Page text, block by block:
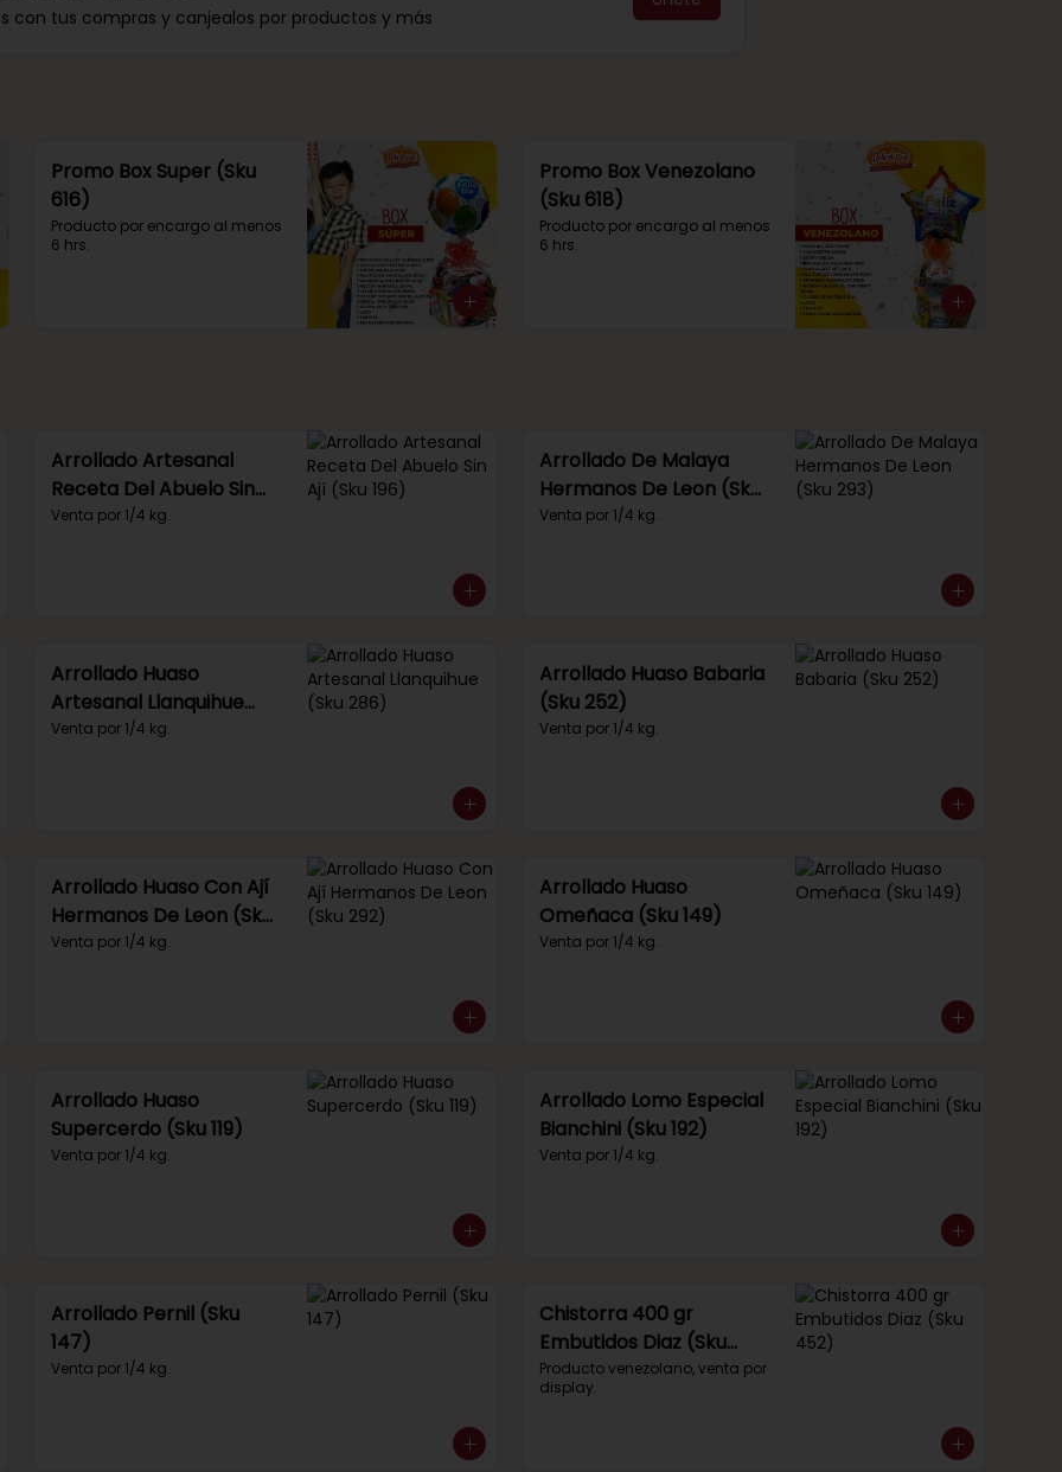
con tus compras y canjealos por productos y más
Promo Box Super (Sku
616)
Producto por encargo al menos
6 hrs.
Promo Box Venezolano
(Sku 618)
Producto por encargo al menos
6 hrs.
Arrollado Artesanal
Receta Del Abuelo Sin
Ají (Sku 196)
Venta por 1/4 kg.
Arrollado De Malaya
Hermanos De Leon (Sku
293)
Venta por 1/4 kg.
Arrollado Huaso
Artesanal Llanquihue
(Sku 286)
Venta por 1/4 kg.
Arrollado Huaso Babaria
(Sku 252)
Venta por 1/4 kg.
Arrollado Huaso Con Ají
Hermanos De Leon (Sku
292)
Venta por 1/4 kg.
Arrollado Huaso
Omeñaca (Sku 149)
Venta por 1/4 kg.
Arrollado Huaso
Supercerdo (Sku 119)
Venta por 1/4 kg.
Arrollado Lomo Especial
Bianchini (Sku 192)
Venta por 1/4 kg.
Arrollado Pernil (Sku
147)
Venta por 1/4 kg.
Chistorra 400 gr
Embutidos Diaz (Sku
452)
Producto venezolano, venta por
display.